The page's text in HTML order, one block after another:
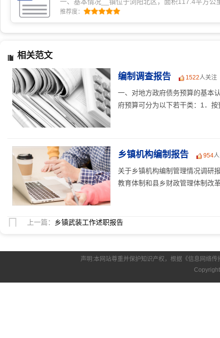
12539户，人口4.6万。境内土壤肥沃，水系发达，
2011年全镇实现工农业总产值3.2亿…
推荐度：
相关范文
编制调查报告 1522人关注
一、对地方政府债务预算的基本
府预算可分为以下若干类：1．
乡镇机构编制报告 954
关于乡镇机构编制管理情况调研
教育体制和县乡财政管理体制改
上一篇： 乡镇武装工作述职报告
声明:本网站尊重并保护知识产权，根据《信息网络